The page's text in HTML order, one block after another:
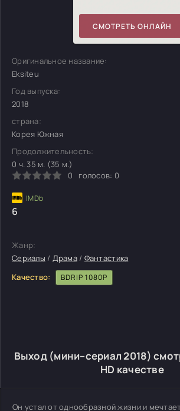
СМОТРЕТЬ ОНЛАЙН
Оригинальное название:
Eksiteu
Год выпуска:
2018
страна:
Корея Южная
Продолжительность:
0 ч. 35 м. (35 м.)
0
голосов: 0
6
Жанр:
Сериалы / Драма/ Фантастика
Качество:
BDRIP 1080P
Выход (мини–сериал 2018)
HD качестве
Он устал от однообразной жизни и